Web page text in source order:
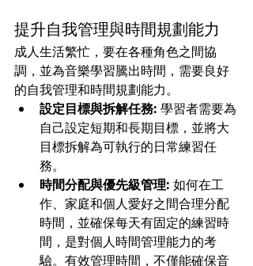
提升自我管理與時間規劃能力
成人生活繁忙，要在各種角色之間協
調，並為音樂學習騰出時間，需要良好
的自我管理和時間規劃能力。
設定目標與拆解任務: 學習者需要為
自己設定短期和長期目標，並將大
目標拆解為可執行的日常練習任
務。
時間分配與優先級管理: 如何在工
作、家庭和個人愛好之間合理分配
時間，並確保每天有固定的練習時
間，是對個人時間管理能力的考
驗。有效管理時間，不僅能確保音